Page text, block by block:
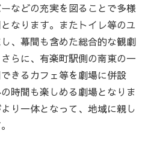
などの充実を図ることで多様
なります。またトイレ等のユ
、幕間も含めた総合的な観劇
らに、有楽町駅側の南東の一
きるカフェ等を劇場に併設
時間も楽しめる劇場となりま
り一体となって、地域に親し